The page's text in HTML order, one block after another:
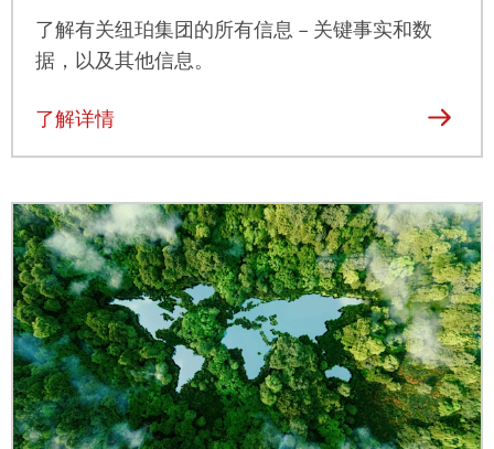
了解有关纽珀集团的所有信息 – 关键事实和数
据，以及其他信息。
了解详情